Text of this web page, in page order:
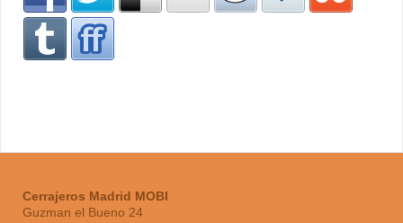
Cerrajeros Madrid MOBI
Guzman el Bueno 24